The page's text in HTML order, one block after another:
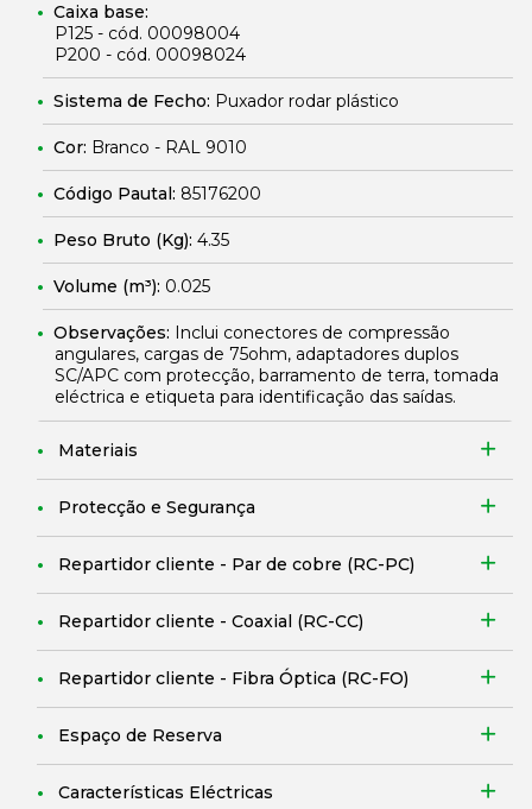
Caixa base:
P125 - cód. 00098004
P200 - cód. 00098024
Sistema de Fecho: Puxador rodar plástico
Cor: Branco - RAL 9010
Código Pautal: 85176200
Peso Bruto (Kg): 4.35
Volume (m³): 0.025
Observações: Inclui conectores de compressão
angulares, cargas de 75ohm, adaptadores duplos
SC/APC com protecção, barramento de terra, tomada
eléctrica e etiqueta para identificação das saídas.
Materiais
Protecção e Segurança
Repartidor cliente - Par de cobre (RC-PC)
Repartidor cliente - Coaxial (RC-CC)
Repartidor cliente - Fibra Óptica (RC-FO)
Espaço de Reserva
Características Eléctricas